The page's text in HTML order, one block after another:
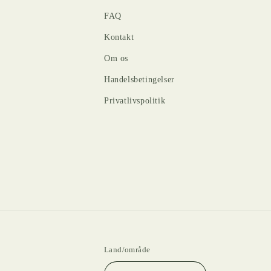
FAQ
Kontakt
Om os
Handelsbetingelser
Privatlivspolitik
Land/område